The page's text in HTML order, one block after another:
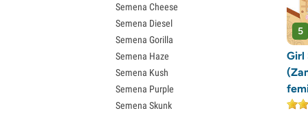
5
Girl
Semena Cheese
Semena Diesel
Semena Gorilla
Semena Haze
Semena Kush
Semena Purple
Semena Skunk